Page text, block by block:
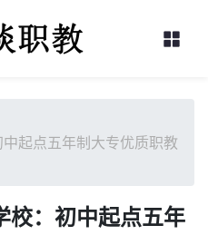
起点五年制大专优质职教
校：初中起点五年